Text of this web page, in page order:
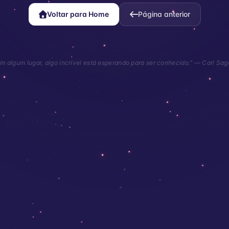
Voltar para Home Página anterior
algum lugar, algo incrível está esperando para ser conhecido." — Carl